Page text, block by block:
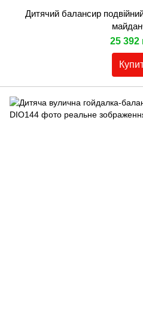
Дитячий балансир
25 392